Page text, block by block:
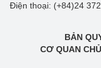
Điện thoại: (+84)24
BẢN
CƠ QUAN